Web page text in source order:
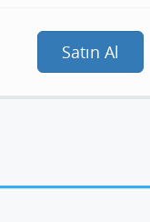
Satın Al